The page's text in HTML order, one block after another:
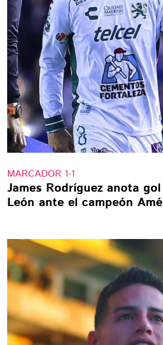
MARCADOR 1-1
James Rodríguez anota
León ante el campeón